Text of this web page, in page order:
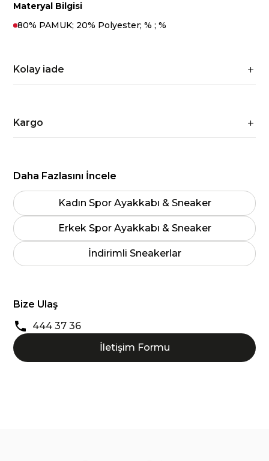
Materyal Bilgisi
80% PAMUK; 20% Polyester; % ; %
Kolay iade
Kargo
Daha Fazlasını İncele
Kadın Spor Ayakkabı & Sneaker
Erkek Spor Ayakkabı & Sneaker
İndirimli Sneakerlar
Bize Ulaş
444 37 36
İletişim Formu